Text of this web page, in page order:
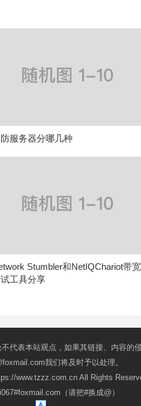
服务器分哪几种
Stumbler和NetIQChariot带宽
工具分享
代表本站观点，如果其链接、内容的
我们将及时予以处理。
www.tzzz.com.cn All Rights
（请把#换成@）